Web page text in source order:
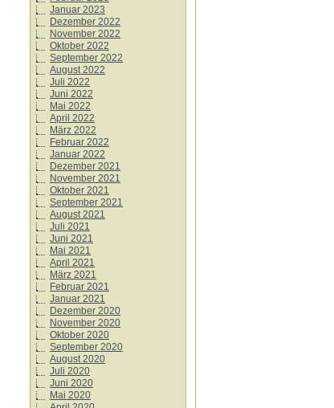
Januar 2023
Dezember 2022
November 2022
Oktober 2022
September 2022
August 2022
Juli 2022
Juni 2022
Mai 2022
April 2022
März 2022
Februar 2022
Januar 2022
Dezember 2021
November 2021
Oktober 2021
September 2021
August 2021
Juli 2021
Juni 2021
Mai 2021
April 2021
März 2021
Februar 2021
Januar 2021
Dezember 2020
November 2020
Oktober 2020
September 2020
August 2020
Juli 2020
Juni 2020
Mai 2020